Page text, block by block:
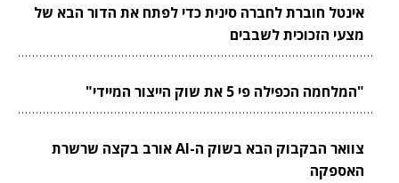
אינטל חוברת לחברה סינית כדי לפתח את הדור הבא של
מצעי הזכוכית לשבבים
"המלחמה הכפילה פי 5 את שוק הייצור המיידי"
צוואר הבקבוק הבא בשוק ה-AI אורב בקצה שרשרת
האספקה